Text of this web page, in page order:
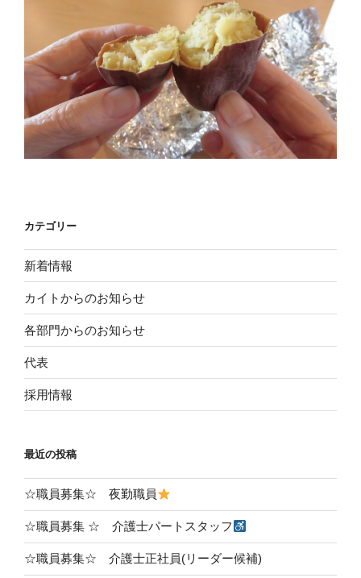
カテゴリー
新着情報
カイトからのお知らせ
各部門からのお知らせ
代表
採用情報
最近の投稿
☆職員募集☆ 夜勤職員
☆職員募集 ☆ 介護士パートスタッフ
☆職員募集☆ 介護士正社員(リーダー候補)